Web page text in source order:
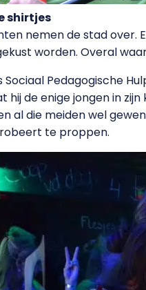
shirtjes
nemen de stad over.
worden. Overal
Pedagogische
hij de enige jongen in
al die meiden wel
te proppen.